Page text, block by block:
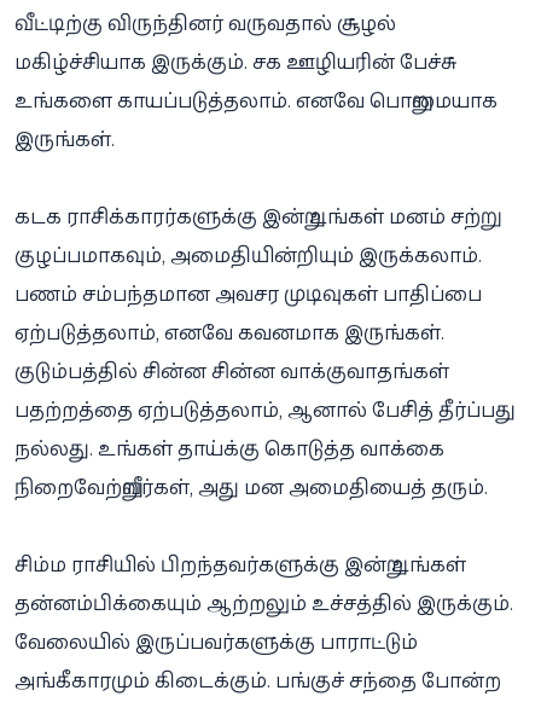
வீட்டிற்கு விருந்தினர் வருவதால் சூழல்
மகிழ்ச்சியாக இருக்கும். சக ஊழியரின் பேச்சு
உங்களை காயப்படுத்தலாம். எனவே பொறுமையாக
இருங்கள்.
கடக ராசிக்காரர்களுக்கு இன்று உங்கள் மனம் சற்று
குழப்பமாகவும், அமைதியின்றியும் இருக்கலாம்.
பணம் சம்பந்தமான அவசர முடிவுகள் பாதிப்பை
ஏற்படுத்தலாம், எனவே கவனமாக இருங்கள்.
குடும்பத்தில் சின்ன சின்ன வாக்குவாதங்கள்
பதற்றத்தை ஏற்படுத்தலாம், ஆனால் பேசித் தீர்ப்பது
நல்லது. உங்கள் தாய்க்கு கொடுத்த வாக்கை
நிறைவேற்றுவீர்கள், அது மன அமைதியைத் தரும்.
சிம்ம ராசியில் பிறந்தவர்களுக்கு இன்று உங்கள்
தன்னம்பிக்கையும் ஆற்றலும் உச்சத்தில் இருக்கும்.
வேலையில் இருப்பவர்களுக்கு பாராட்டும்
அங்கீகாரமும் கிடைக்கும். பங்குச் சந்தை போன்ற